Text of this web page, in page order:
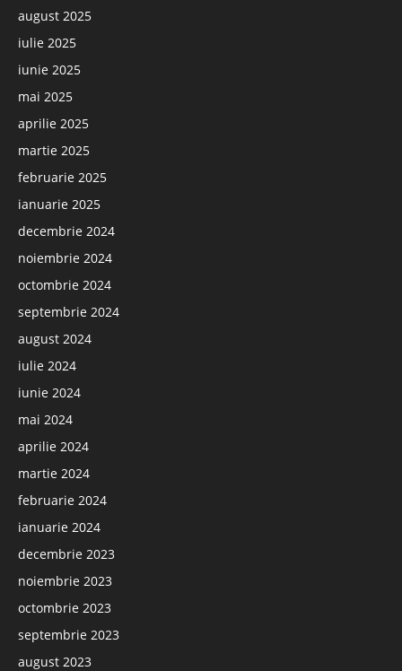
august 2025
iulie 2025
iunie 2025
mai 2025
aprilie 2025
martie 2025
februarie 2025
ianuarie 2025
decembrie 2024
noiembrie 2024
octombrie 2024
septembrie 2024
august 2024
iulie 2024
iunie 2024
mai 2024
aprilie 2024
martie 2024
februarie 2024
ianuarie 2024
decembrie 2023
noiembrie 2023
octombrie 2023
septembrie 2023
august 2023